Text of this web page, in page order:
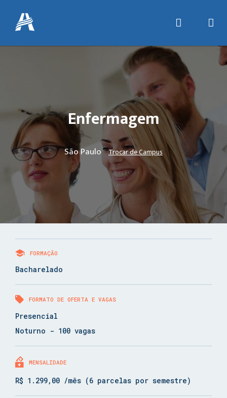
Enfermagem
São Paulo Trocar de Campus
FORMAÇÃO
Bacharelado
FORMATO DE OFERTA E VAGAS
Presencial
Noturno - 100 vagas
MENSALIDADE
R$ 1.299,00 /mês (6 parcelas por semestre)